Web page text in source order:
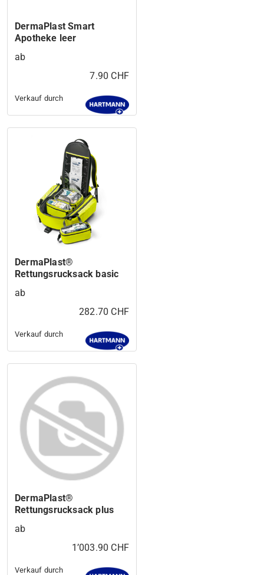
DermaPlast Smart
Apotheke leer
ab
7.90 CHF
Verkauf durch
DermaPlast®
Rettungsrucksack basic
ab
282.70 CHF
Verkauf durch
DermaPlast®
Rettungsrucksack plus
ab
1’003.90 CHF
Verkauf durch